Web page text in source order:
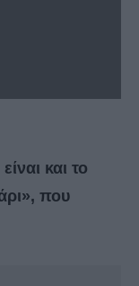
και το
που